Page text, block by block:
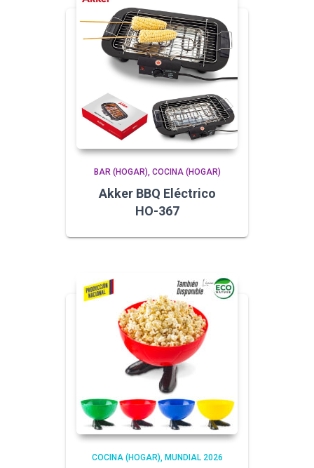
BAR (HOGAR) COCINA (HOGAR)
Akker BBQ Eléctrico
HO-367
COCINA (HOGAR) MUNDIAL 2026